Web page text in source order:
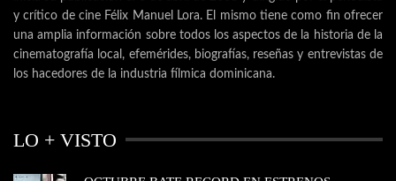
y crítico de cine Félix Manuel Lora. El mismo tiene como fin ofrecer
una amplia información sobre todos los aspectos de la historia de la
cinematografía local, efemérides, biografías, reseñas y entrevistas de
los hacedores de la industria fílmica dominicana.
LO + VISTO